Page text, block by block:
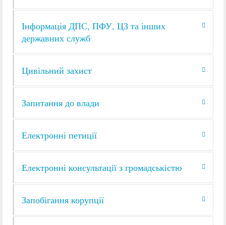
Інформація ДПС, ПФУ, ЦЗ та інших
державних служб
Цивільний захист
Запитання до влади
Електронні петиції
Електронні консультації з громадськістю
Запобігання корупції